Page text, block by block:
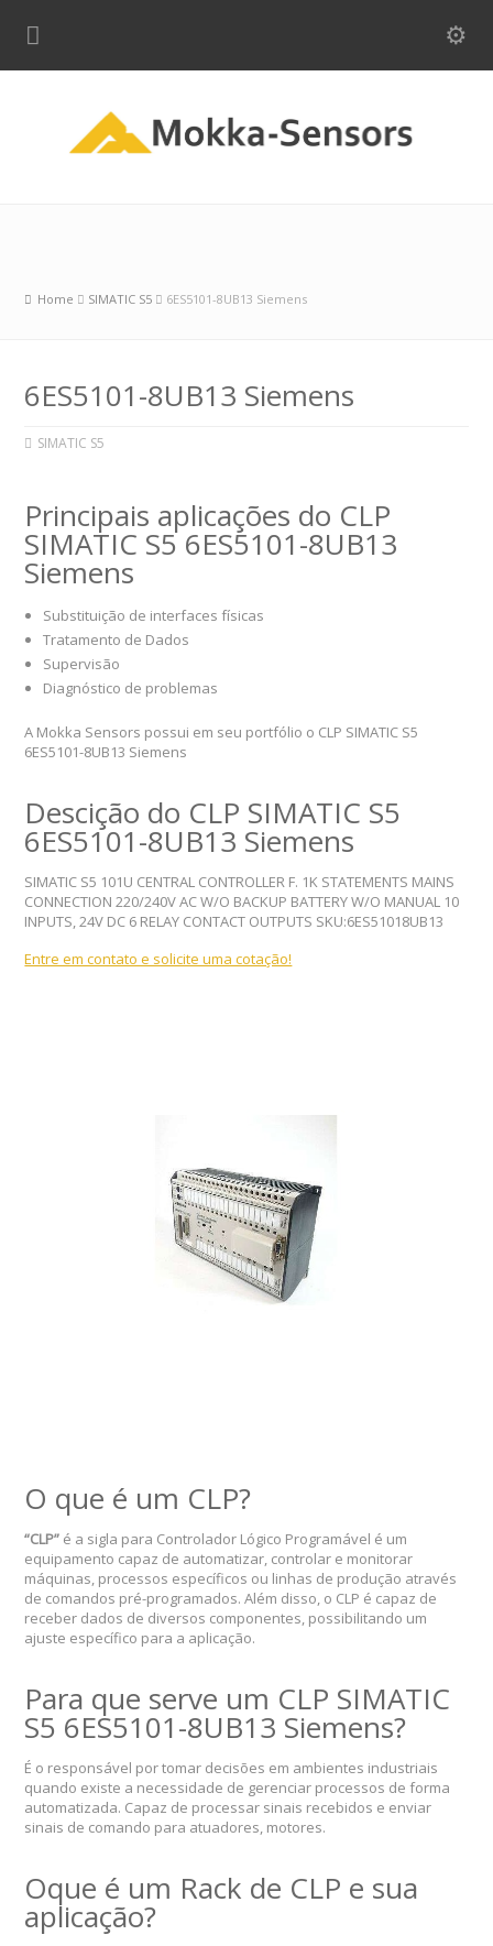
Home SIMATIC S5 6ES5101-8UB13 Siemens
6ES5101-8UB13 Siemens
SIMATIC S5
Principais aplicações do CLP
SIMATIC S5 6ES5101-8UB13
Siemens
Substituição de interfaces físicas
Tratamento de Dados
Supervisão
Diagnóstico de problemas
A Mokka Sensors possui em seu portfólio o CLP SIMATIC S5
6ES5101-8UB13 Siemens
Descição do CLP SIMATIC S5
6ES5101-8UB13 Siemens
SIMATIC S5 101U CENTRAL CONTROLLER F. 1K STATEMENTS MAINS
CONNECTION 220/240V AC W/O BACKUP BATTERY W/O MANUAL 10
INPUTS, 24V DC 6 RELAY CONTACT OUTPUTS SKU:6ES51018UB13
Entre em contato e solicite uma cotação!
O que é um CLP?
“CLP” é a sigla para Controlador Lógico Programável é um
equipamento capaz de automatizar, controlar e monitorar
máquinas, processos específicos ou linhas de produção através
de comandos pré-programados. Além disso, o CLP é capaz de
receber dados de diversos componentes, possibilitando um
ajuste específico para a aplicação.
Para que serve um CLP SIMATIC
S5 6ES5101-8UB13 Siemens?
É o responsável por tomar decisões em ambientes industriais
quando existe a necessidade de gerenciar processos de forma
automatizada. Capaz de processar sinais recebidos e enviar
sinais de comando para atuadores, motores.
Oque é um Rack de CLP e sua
aplicação?